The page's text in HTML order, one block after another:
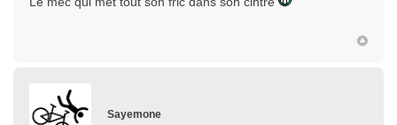
Sayemone